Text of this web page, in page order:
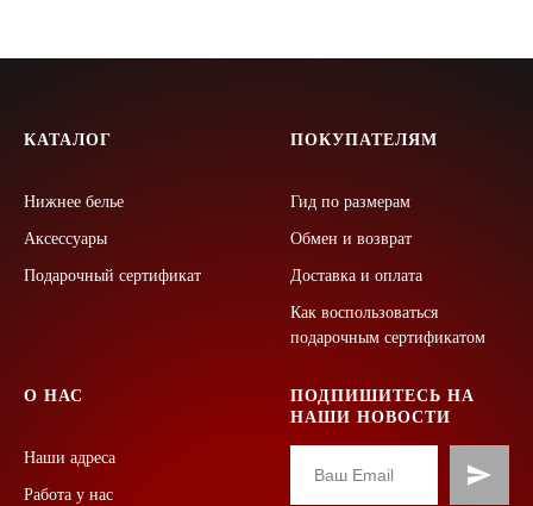
КАТАЛОГ
Нижнее белье
Аксессуары
Подарочный сертификат
ПОКУПАТЕЛЯМ
Гид по размерам
Обмен и возврат
Доставка и оплата
Как воспользоваться
подарочным сертификатом
О НАС
Наши адреса
Работа у нас
ПОДПИШИТЕСЬ НА
НАШИ НОВОСТИ